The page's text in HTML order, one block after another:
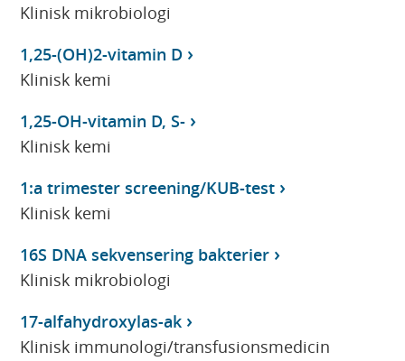
Klinisk mikrobiologi
1,25-(OH)2-vitamin D
Klinisk kemi
1,25-OH-vitamin D, S-
Klinisk kemi
1:a trimester screening/KUB-test
Klinisk kemi
16S DNA sekvensering bakterier
Klinisk mikrobiologi
17-alfahydroxylas-ak
Klinisk immunologi/transfusionsmedicin